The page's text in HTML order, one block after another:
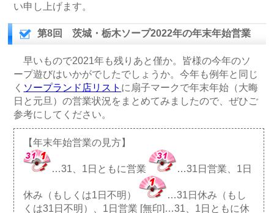
い申し上げます。
第8回 茨城・栃木ソープ2022年の年末年始営業
早いもので2021年も残りあと僅か。皆様の今年のソ
ープ遊びはいかがでしたでしょうか。今年も例年と同じ
く ソープランド店リスト に扇子マークで年末年始（大晦
日と元旦）の営業状況をまとめてみましたので、ぜひご
参考にしてください。
【年末年始営業の見方】
…31、1日ともに営業 …31日営業、1日
休み（もしくは1日不明）
…31日休み（もし
くは31日不明）、1日営業 [無印]…31、1日ともに休